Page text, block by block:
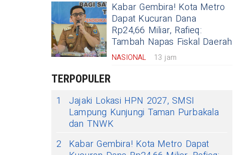
Kabar Gembira! Kota Metro
Dapat Kucuran Dana
Rp24,66 Miliar, Rafieq:
Tambah Napas Fiskal Daerah
NASIONAL 13 jam
TERPOPULER
1
Jajaki Lokasi HPN 2027, SMSI
Lampung Kunjungi Taman Purbakala
dan TNWK
2
Kabar Gembira! Kota Metro Dapat